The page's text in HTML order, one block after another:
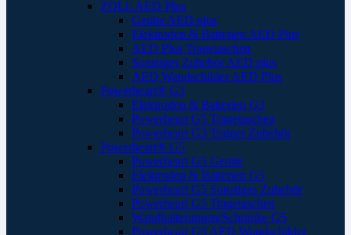
ZOLL AED Plus
Geräte AED plus
Elektroden & Batterien AED Plus
AED Plus Tragetaschen
Sonstiges Zubehör AED plus
AED Wandschilder AED Plus
Powerheart® G3
Elektroden & Batterien G3
Powerheart G5 Tragetaschen
Powerheart G3 Trainer Zubehör
Powerheart® G5
Powerheart G5 Geräte
Elektroden & Batterien G5
Powerheart G5 Sonstiges Zubehör
Powerheart G5 Tragetaschen
Wandhalterungen/Schränke G5
Powerheart G5 AED Wandschilder